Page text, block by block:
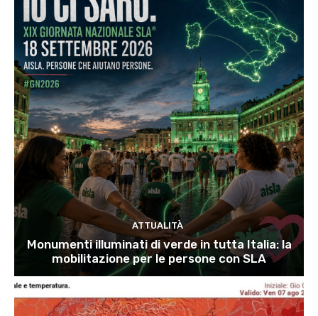
ATTUALITÀ
Monumenti illuminati di verde in tutta Italia: la
mobilitazione per le persone con SLA